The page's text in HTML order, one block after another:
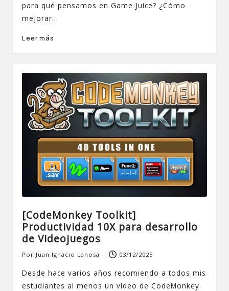
para qué pensamos en Game Juice? ¿Cómo
mejorar…
Leer más
[CodeMonkey Toolkit]
Productividad 10X para desarrollo
de Videojuegos
Publicado
por
Por Juan Ignacio Lanosa 03/12/2025
Desde hace varios años recomiendo a todos mis
estudiantes al menos un video de CodeMonkey.